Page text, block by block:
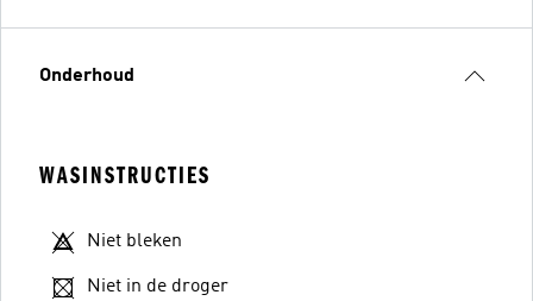
Onderhoud
WASINSTRUCTIES
Niet bleken
Niet in de droger